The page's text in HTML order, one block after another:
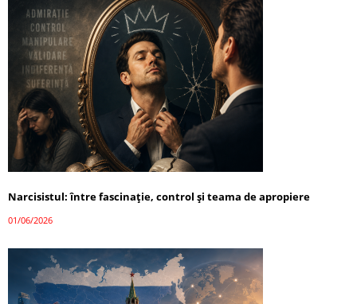
Narcisistul: între fascinație, control și teama de apropiere
01/06/2026